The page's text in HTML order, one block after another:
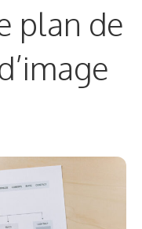
plan de